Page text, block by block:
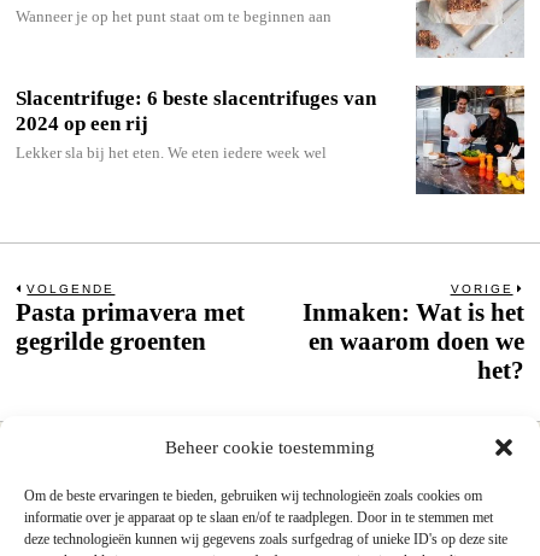
Beheer cookie toestemming
Om de beste ervaringen te bieden, gebruiken wij technologieën zoals cookies om
informatie over je apparaat op te slaan en/of te raadplegen. Door in te stemmen met
deze technologieën kunnen wij gegevens zoals surfgedrag of unieke ID's op deze site
Wanneer je op het punt staat om te beginnen aan
Slacentrifuge: 6 beste slacentrifuges van
2024 op een rij
Lekker sla bij het eten. We eten iedere week wel
Bericht
navigatie
VOLGENDE
Previous
post:
Pasta primavera met
gegrilde groenten
VORIGE
Inmaken: Wat is het
en waarom doen we
het?